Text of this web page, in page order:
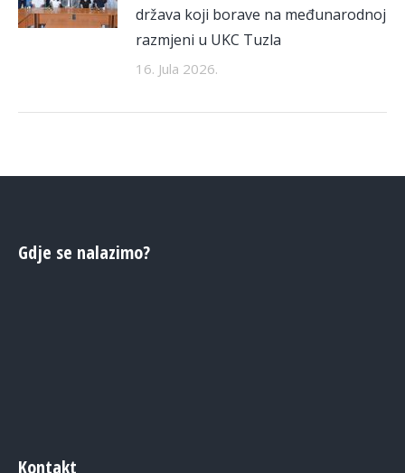
država koji borave na međunarodnoj
razmjeni u UKC Tuzla
16. Jula 2026.
Gdje se nalazimo?
Kontakt